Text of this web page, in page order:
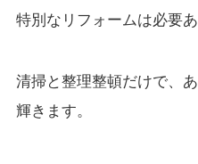
特別なリフォームは必要あ
清掃と整理整頓だけで、
輝きます。